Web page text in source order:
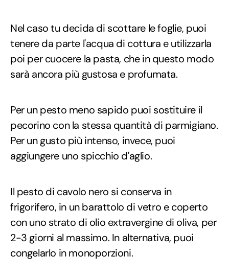
Nel caso tu decida di scottare le foglie, puoi
tenere da parte l'acqua di cottura e utilizzarla
poi per cuocere la pasta, che in questo modo
sarà ancora più gustosa e profumata.
Per un pesto meno sapido puoi sostituire il
pecorino con la stessa quantità di parmigiano.
Per un gusto più intenso, invece, puoi
aggiungere uno spicchio d'aglio.
Il pesto di cavolo nero si conserva in
frigorifero, in un barattolo di vetro e coperto
con uno strato di olio extravergine di oliva, per
2-3 giorni al massimo. In alternativa, puoi
congelarlo in monoporzioni.